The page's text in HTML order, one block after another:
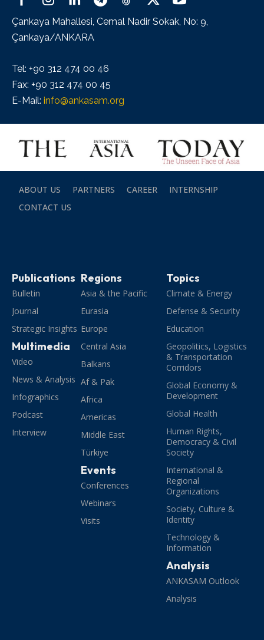
Çankaya Mahallesi, Cemal Nadir Sokak, No: 9,
Çankaya/ANKARA
Tel: +90 312 474 00 46
Fax: +90 312 474 00 45
E-Mail: info@ankasam.org
ABOUT US PARTNERS CAREER
INTERNSHIP
CONTACT US
Publications
Bulletin
Journal
Strategic Insights
Multimedia
Video
News & Analysis
Infographics
Podcast
Interview
Regions
Asia & the Pacific
Eurasia
Europe
Central Asia
Balkans
Af & Pak
Africa
Americas
Middle East
Türkiye
Events
Conferences
Webinars
Visits
Topics
Climate & Energy
Defense & Security
Education
Geopolitics, Logistics
& Transportation
Corridors
Global Economy &
Development
Global Health
Human Rights,
Democracy & Civil
Society
International &
Regional
Organizations
Society, Culture &
Identity
Technology &
Information
Analysis
ANKASAM Outlook
Analysis